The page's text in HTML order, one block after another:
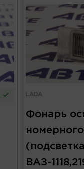
LADA
Фонарь
ВАЗ-